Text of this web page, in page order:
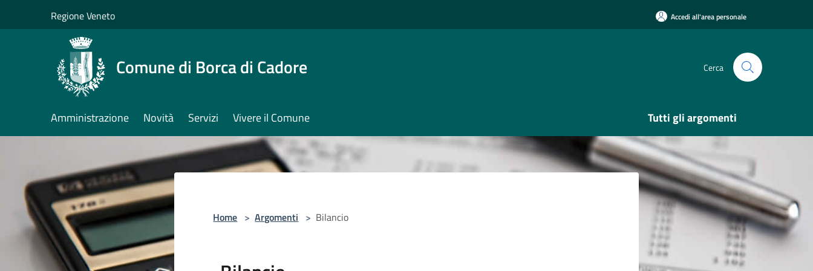
Regione Veneto Accedi all'area personale
Comune di Borca di Cadore Cerca
Amministrazione Novità Servizi Vivere il Comune Tutti gli argomenti
Home > Argomenti > Bilancio